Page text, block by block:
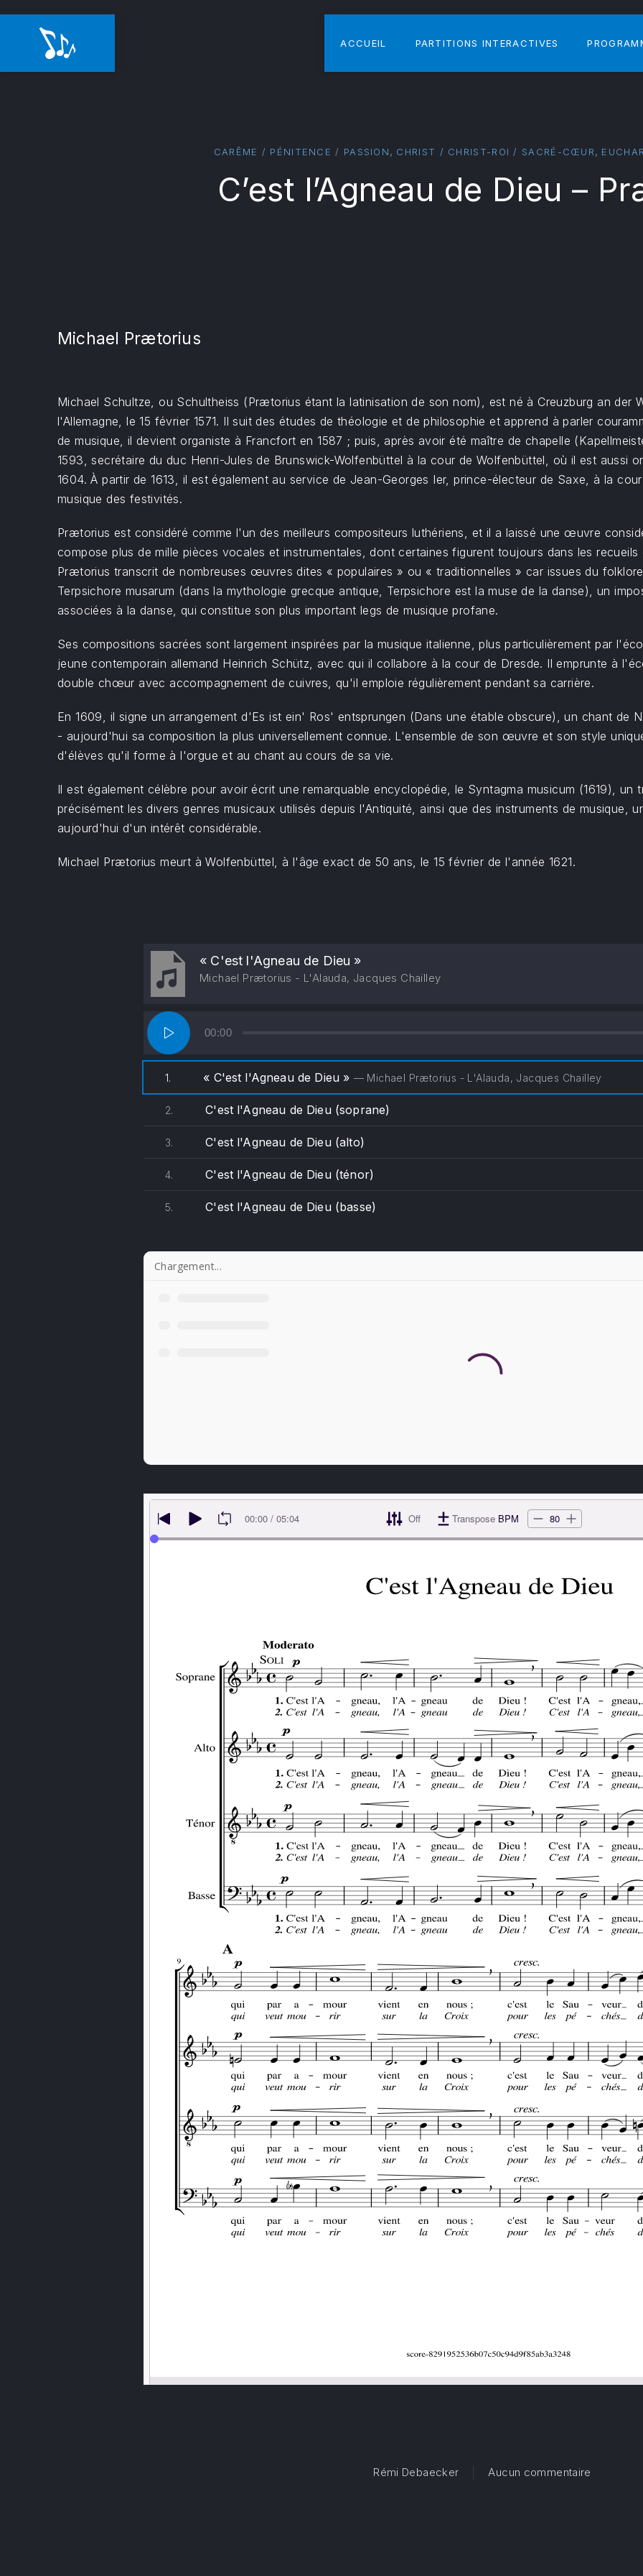
ACCUEIL PARTITIONS INTERACTIVES
CARÊME / PÉNITENCE / PASSION, CHRIST / CHRIST-ROI / SACRÉ-CŒUR,
C’est l’Agneau de Dieu –
Michael Prætorius
Michael Schultze, ou Schultheiss (Prætorius étant la latinisation de son nom), est né à Creuzburg an der
l'Allemagne, le 15 février 1571. Il suit des études de théologie et de philosophie et apprend à parler
de musique, il devient organiste à Francfort en 1587 ; puis, après avoir été maître de chapelle
1593, secrétaire du duc Henri-Jules de Brunswick-Wolfenbüttel à la cour de Wolfenbüttel, où il est aussi
1604. À partir de 1613, il est également au service de Jean-Georges Ier, prince-électeur de Saxe, à la
musique des festivités.
Prætorius est considéré comme l'un des meilleurs compositeurs luthériens, et il a laissé une œuvre
compose plus de mille pièces vocales et instrumentales, dont certaines figurent toujours dans les
Prætorius transcrit de nombreuses œuvres dites « populaires » ou « traditionnelles » car issues du
Terpsichore musarum (dans la mythologie grecque antique, Terpsichore est la muse de la danse), un
associées à la danse, qui constitue son plus important legs de musique profane.
Ses compositions sacrées sont largement inspirées par la musique italienne, plus particulièrement par
jeune contemporain allemand Heinrich Schütz, avec qui il collabore à la cour de Dresde. Il emprunte à
double chœur avec accompagnement de cuivres, qu'il emploie régulièrement pendant sa carrière.
En 1609, il signe un arrangement d'Es ist ein' Ros' entsprungen (Dans une étable obscure), un chant de
- aujourd'hui sa composition la plus universellement connue. L'ensemble de son œuvre et son style
d'élèves qu'il forme à l'orgue et au chant au cours de sa vie.
Il est également célèbre pour avoir écrit une remarquable encyclopédie, le Syntagma musicum (1619), un
précisément les divers genres musicaux utilisés depuis l'Antiquité, ainsi que des instruments de musique,
aujourd'hui d'un intérêt considérable.
Michael Prætorius meurt à Wolfenbüttel, à l'âge exact de 50 ans, le 15 février de l'année 1621.
« C'est l'Agneau de Dieu »
Michael Prætorius - L'Alauda, Jacques Chailley
Lecteur
audio
00:00
1. « C'est l'Agneau de Dieu » — Michael Prætorius - L'Alauda, Jacques Chailley
2. C'est l'Agneau de Dieu (soprane)
3. C'est l'Agneau de Dieu (alto)
4. C'est l'Agneau de Dieu (ténor)
5. C'est l'Agneau de Dieu (basse)
Démarrer
Rémi Debaecker Aucun commentaire